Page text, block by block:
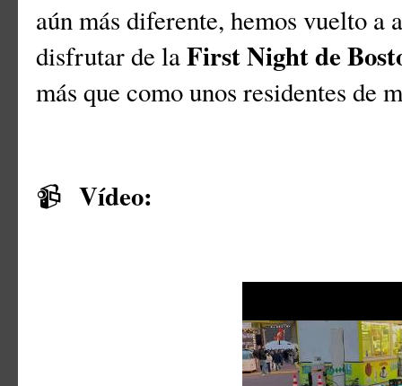
aún más diferente, hemos vuelto a
disfrutar de laFirst Night de
más que como unos residentes de
📹 Vídeo: